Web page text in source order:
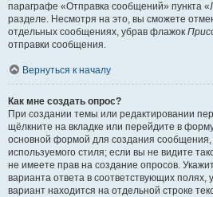
параграфе «Отправка сообщений» пункта
разделе. Несмотря на это, вы сможете
отдельных сообщениях, убрав флажок
отправки сообщения.
Вернуться к началу
Как мне создать опрос?
При создании темы или редактировании
щёлкните на вкладке или перейдите в
основной формой для создания сообщения,
используемого стиля; если вы не видите
не имеете прав на создание опросов.
варианта ответа в соответствующих полях,
вариант находится на отдельной строке